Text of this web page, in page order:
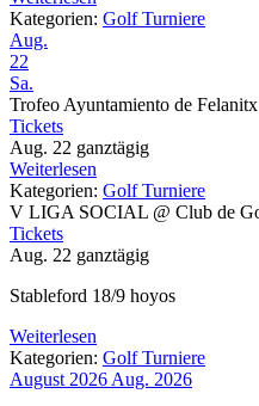
Kategorien: Golf Turniere
Aug.
22
Sa.
Trofeo Ayuntamiento de Felanitx
Tickets
Aug. 22 ganztägig
Weiterlesen
Kategorien: Golf Turniere
V LIGA SOCIAL @ Club de
Tickets
Aug. 22 ganztägig
Stableford 18/9 hoyos
Weiterlesen
Kategorien: Golf Turniere
August 2026 Aug. 2026